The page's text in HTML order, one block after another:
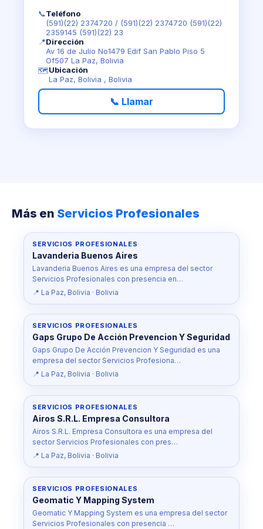
📞Teléfono
(591)(22) 2374720 / (591)(22) 2374720 (591)(22)
2359145 (591)(22) 23
📍Dirección
Av 16 de Julio No1479 Edif San Pablo Piso 5
Of507 La Paz, Bolivia
🗺️Ubicación
La Paz, Bolivia , Bolivia
📞 Llamar
Más en Servicios Profesionales
SERVICIOS PROFESIONALES
Lavanderia Buenos Aires
Lavanderia Buenos Aires es una empresa del sector
Servicios Profesionales con presencia en…
📍 La Paz, Bolivia · Bolivia
SERVICIOS PROFESIONALES
Gaps Grupo De Acción Prevencion Y Seguridad
Gaps Grupo De Acción Prevencion Y Seguridad es una
empresa del sector Servicios Profesiona…
📍 La Paz, Bolivia · Bolivia
SERVICIOS PROFESIONALES
Airos S.R.L. Empresa Consultora
Airos S.R.L. Empresa Consultora es una empresa del
sector Servicios Profesionales con pres…
📍 La Paz, Bolivia · Bolivia
SERVICIOS PROFESIONALES
Geomatic Y Mapping System
Geomatic Y Mapping System es una empresa del sector
Servicios Profesionales con presencia …